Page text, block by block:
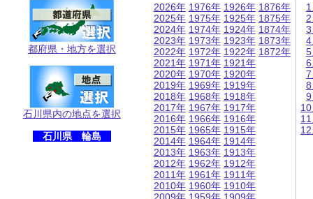
都府県・地方を選択
石川県内の地点を選択
石川県 輪島
2026年
2025年
2024年
2023年
2022年
2021年
2020年
2019年
2018年
2017年
2016年
2015年
2014年
2013年
2012年
2011年
2010年
1976年
1975年
1974年
1973年
1972年
1971年
1970年
1969年
1968年
1967年
1966年
1965年
1964年
1963年
1962年
1961年
1960年
1926年
1925年
1924年
1923年
1922年
1921年
1920年
1919年
1918年
1917年
1916年
1915年
1914年
1913年
1912年
1911年
1910年
1876年
1875年
1874年
1873年
1872年